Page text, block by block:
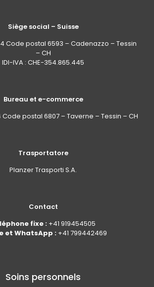
Siège social – Suisse
Code postal 6593 – Cadenazzo – Tessin
– CH
IDI-IVA : CHE-354.865.445
Bureau et e-commerce
Code postal 6807 – Taverne – Tessin – CH
Trasportatore
Planzer Trasporti S.A.
Contact
fixe : +41 919454505
et WhatsApp : +41 799442469
Soins personnels